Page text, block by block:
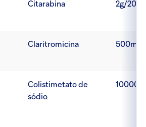
Citarabina 2g/20ml
Claritromicina 500mg
Colistimetato de
sódio